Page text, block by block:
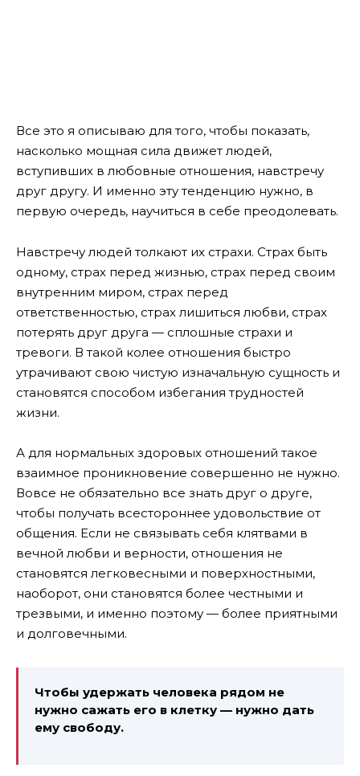
Все это я описываю для того, чтобы показать,
насколько мощная сила движет людей,
вступивших в любовные отношения, навстречу
друг другу. И именно эту тенденцию нужно, в
первую очередь, научиться в себе преодолевать.
Навстречу людей толкают их страхи. Страх быть
одному, страх перед жизнью, страх перед своим
внутренним миром, страх перед
ответственностью, страх лишиться любви, страх
потерять друг друга — сплошные страхи и
тревоги. В такой колее отношения быстро
утрачивают свою чистую изначальную сущность и
становятся способом избегания трудностей
жизни.
А для нормальных здоровых отношений такое
взаимное проникновение совершенно не нужно.
Вовсе не обязательно все знать друг о друге,
чтобы получать всестороннее удовольствие от
общения. Если не связывать себя клятвами в
вечной любви и верности, отношения не
становятся легковесными и поверхностными,
наоборот, они становятся более честными и
трезвыми, и именно поэтому — более приятными
и долговечными.
Чтобы удержать человека рядом не
нужно сажать его в клетку — нужно дать
ему свободу.